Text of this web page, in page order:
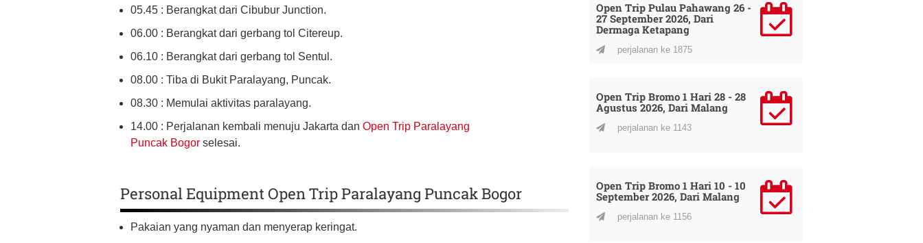
05.45 : Berangkat dari Cibubur Junction.
06.00 : Berangkat dari gerbang tol Citereup.
06.10 : Berangkat dari gerbang tol Sentul.
08.00 : Tiba di Bukit Paralayang, Puncak.
08.30 : Memulai aktivitas paralayang.
14.00 : Perjalanan kembali menuju Jakarta dan Open Trip Paralayang
Puncak Bogor selesai.
Personal Equipment Open Trip Paralayang Puncak Bogor
Pakaian yang nyaman dan menyerap keringat.
Open Trip Pulau Pahawang 26 -
27 September 2026, Dari
Dermaga Ketapang
perjalanan ke 1875
Open Trip Bromo 1 Hari 28 - 28
Agustus 2026, Dari Malang
perjalanan ke 1143
Open Trip Bromo 1 Hari 10 - 10
September 2026, Dari Malang
perjalanan ke 1156